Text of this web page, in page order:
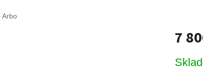
Arbo
7
cena: